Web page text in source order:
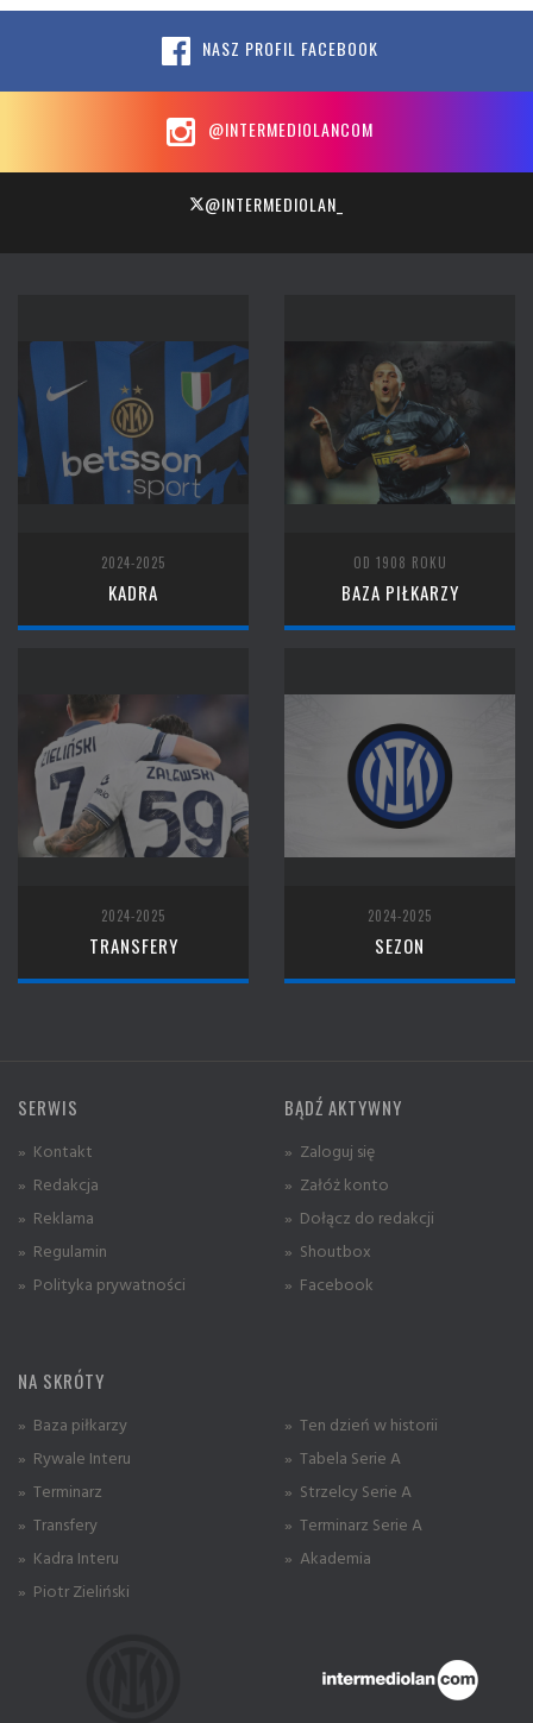
NASZ PROFIL FACEBOOK
@INTERMEDIOLANCOM
@INTERMEDIOLAN_
2024-2025
KADRA
OD 1908 ROKU
BAZA PIŁKARZY
2024-2025
TRANSFERY
2024-2025
SEZON
SERWIS
» Kontakt
» Redakcja
» Reklama
» Regulamin
» Polityka prywatności
BĄDŹ AKTYWNY
» Zaloguj się
» Załóż konto
» Dołącz do redakcji
» Shoutbox
» Facebook
NA SKRÓTY
» Baza piłkarzy
» Rywale Interu
» Terminarz
» Transfery
» Kadra Interu
» Piotr Zieliński
» Ten dzień w historii
» Tabela Serie A
» Strzelcy Serie A
» Terminarz Serie A
» Akademia